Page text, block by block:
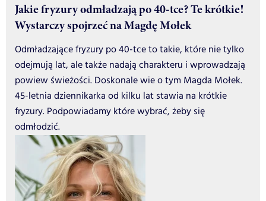
Jakie fryzury odmładzają po 40-tce? Te krótkie!
Wystarczy spojrzeć na Magdę Mołek
Odmładzające fryzury po 40-tce to takie, które nie tylko
odejmują lat, ale także nadają charakteru i wprowadzają
powiew świeżości. Doskonale wie o tym Magda Mołek.
45-letnia dziennikarka od kilku lat stawia na krótkie
fryzury. Podpowiadamy które wybrać, żeby się
odmłodzić.